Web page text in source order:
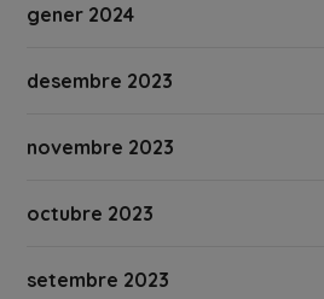
gener 2024
desembre 2023
novembre 2023
octubre 2023
setembre 2023